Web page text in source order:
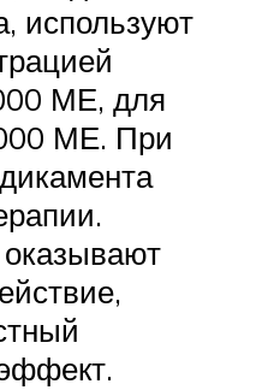
используют
МЕ, для
МЕ. При